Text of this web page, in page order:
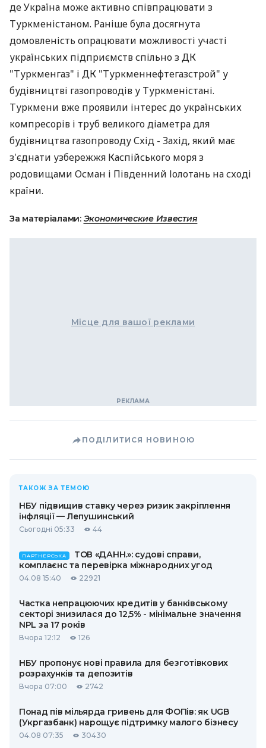
де Україна може активно співпрацювати з
Туркменістаном. Раніше була досягнута
домовленість опрацювати можливості участі
українських підприємств спільно з ДК
"Туркменгаз" і ДК "Туркменнефтегазстрой" у
будівництві газопроводів у Туркменістані.
Туркмени вже проявили інтерес до українських
компресорів і труб великого діаметра для
будівництва газопроводу Схід - Захід, який має
з'єднати узбережжя Каспійського моря з
родовищами Осман і Південний Іолотань на сході
країни.
За матеріалами: Экономические Известия
Місце для вашої реклами
ПОДІЛИТИСЯ НОВИНОЮ
ТАКОЖ ЗА ТЕМОЮ
НБУ підвищив ставку через ризик закріплення
інфляції — Лепушинський
Сьогодні 05:33 44
ПАРТНЕРСЬКА
ТОВ «ДАНН.»: судові справи,
комплаєнс та перевірка міжнародних угод
04.08 15:40 22921
Частка непрацюючих кредитів у банківському
секторі знизилася до 12,5% - мінімальне значення
NPL за 17 років
Вчора 12:12 126
НБУ пропонує нові правила для безготівкових
розрахунків та депозитів
Вчора 07:00 2742
Понад пів мільярда гривень для ФОПів: як UGB
(Укргазбанк) нарощує підтримку малого бізнесу
04.08 07:35 30430